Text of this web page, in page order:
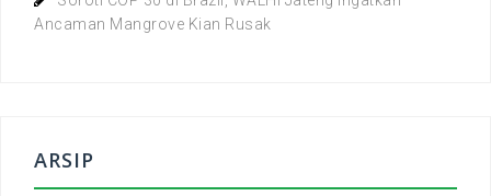
Ancaman Mangrove Kian Rusak
ARSIP